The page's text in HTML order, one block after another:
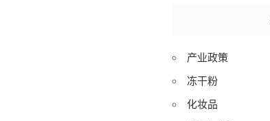
产业政策
冻干粉
化妆品